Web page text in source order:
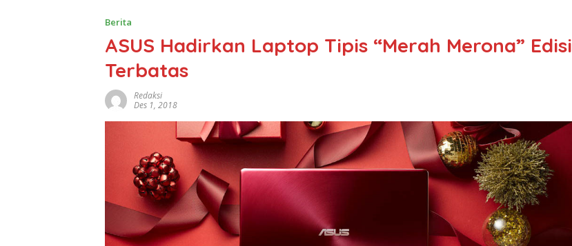
Berita
ASUS Hadirkan Laptop Tipis “Merah Merona” Edisi
Terbatas
Redaksi
Des 1, 2018